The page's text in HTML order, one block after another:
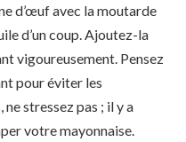
d’œuf avec la moutarde
d’un coup. Ajoutez-la
vigoureusement. Pensez
pour éviter les
stressez pas ; il y a
votre mayonnaise.